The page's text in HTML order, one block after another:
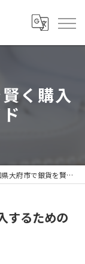
く購入
府市で銀貨を賢く購入するためのガイド
するための